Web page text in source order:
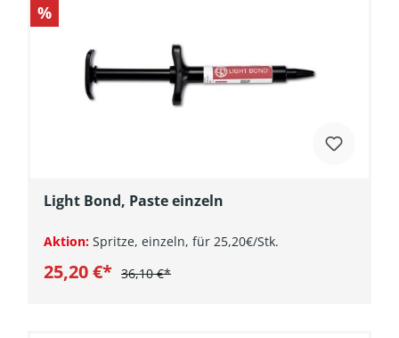
%
Light Bond, Paste einzeln
Aktion: Spritze, einzeln, für 25,20€/Stk.
25,20 €* 36,10 €*